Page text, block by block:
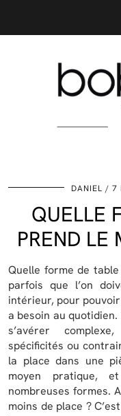
DANIEL 7
QUELLE
PREND LE
Quelle forme de
parfois que l’on
intérieur, pour
a besoin au
s’avérer
spécificités ou
la place dans une
moyen pratique,
nombreuses formes.
moins de place ?